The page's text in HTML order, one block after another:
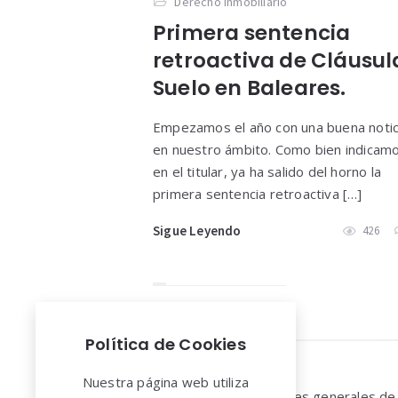
Primera sentencia
retroactiva de
Suelo en Baleares.
Empezamos el año con una buena
en nuestro ámbito. Como bien
en el titular, ya ha salido del horno la
primera sentencia retroactiva […]
Sigue Leyendo 426
Widgets
Política de Cookies
Nuestra página web utiliza